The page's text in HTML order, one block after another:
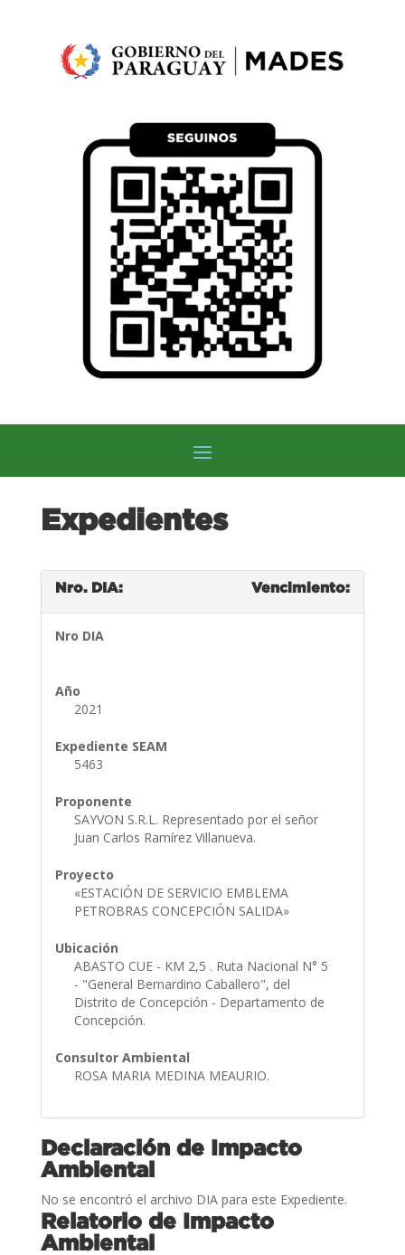
Expedientes
Nro. DIA: Vencimiento:
Nro DIA
Año
2021
Expediente SEAM
5463
Proponente
SAYVON S.R.L. Representado por el señor
Juan Carlos Ramírez Villanueva.
Proyecto
«ESTACIÓN DE SERVICIO EMBLEMA
PETROBRAS CONCEPCIÓN SALIDA»
Ubicación
ABASTO CUE - KM 2,5 . Ruta Nacional N° 5
- "General Bernardino Caballero", del
Distrito de Concepción - Departamento de
Concepción.
Consultor Ambiental
ROSA MARIA MEDINA MEAURIO.
Declaración de Impacto
Ambiental
No se encontró el archivo DIA para este Expediente.
Relatorio de Impacto
Ambiental